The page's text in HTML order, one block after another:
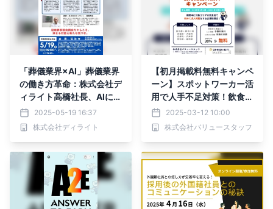
「葬儀業界×AI」葬儀業界
の働き方革命：株式会社デ
ィライト高橋社長、AIによ
る夜間対応最適化について
日本青年会議所で講演
2025-05-19 16:37
株式会社ディライト
【初月掲載料無料キャンペ
ーン】スポットワーカー活
用で人手不足対策！飲食・
接客サービス業界特化の単
発バイトアプリ”バリプ
ラ”にて、企業様向けの
ーン」を開始いたしまし
た。
2025-03-12 10:00
株式会社バリュースタッフ